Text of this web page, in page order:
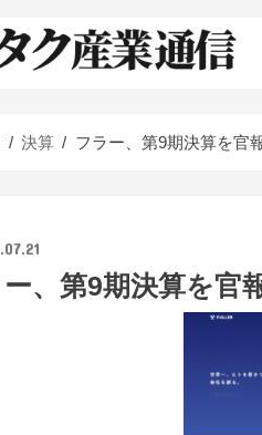
決算 フラー、第9期決算を官
、第9期決算を官